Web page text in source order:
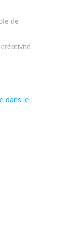
de
dans le